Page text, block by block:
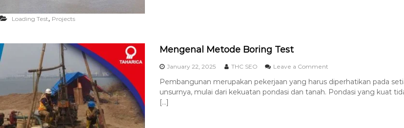
Loading Test, Projects
Mengenal Metode Boring Test
January 22, 2025 THC SEO Leave a Comment
Pembangunan merupakan pekerjaan yang harus diperhatikan pada
unsurnya, mulai dari kekuatan pondasi dan tanah. Pondasi yang kuat
[…]